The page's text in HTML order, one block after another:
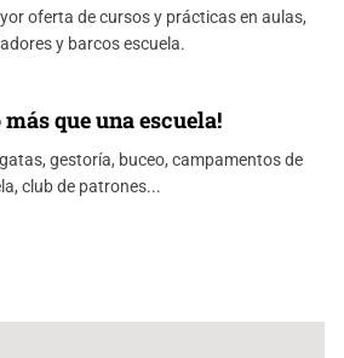
oferta de cursos y prácticas en aulas,
y barcos escuela.
más que una escuela!
gestoría, buceo, campamentos de
club de patrones...